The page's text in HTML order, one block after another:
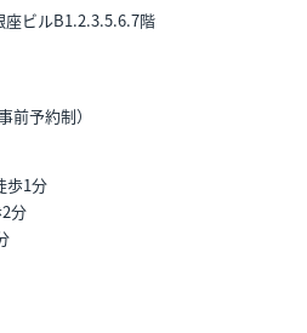
座ビルB1.2.3.5.6.7階
前予約制）
歩1分
分